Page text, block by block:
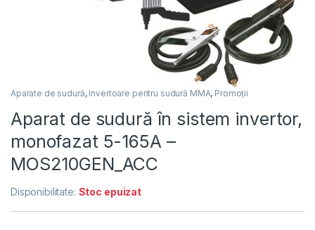
Aparate de sudură, Invertoare pentru sudură MMA, Promoții
Aparat de sudură în sistem invertor,
monofazat 5-165A –
MOS210GEN_ACC
Disponibilitate: Stoc epuizat